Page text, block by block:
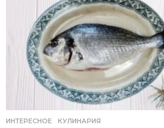
ИНТЕРЕСНОЕ ,КУЛИНАРИЯ